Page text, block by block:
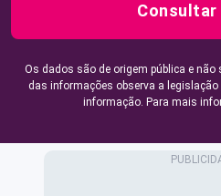
Consultar
Os dados são de origem pública e
das informações observa a
informação. Para mais